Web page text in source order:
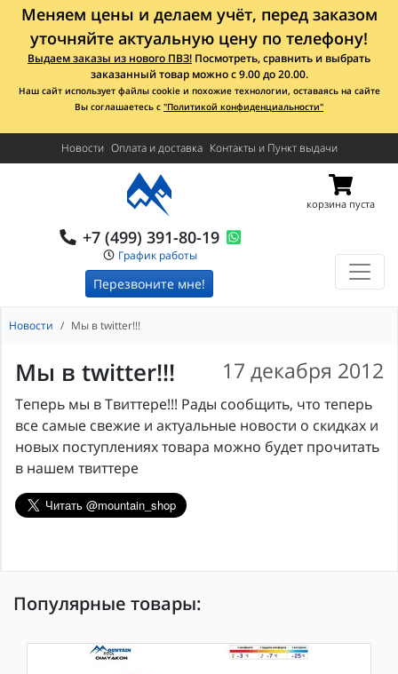
Меняем цены и делаем учёт, перед заказом
уточняйте актуальную цену по телефону!
Выдаем заказы из нового ПВЗ! Посмотреть, сравнить и выбрать
заказанный товар можно с 9.00 до 20.00.
Наш сайт использует файлы cookie и похожие технологии, оставаясь на сайте
Вы соглашаетесь с "Политикой конфиденциальности"
Новости Оплата и доставка Контакты и Пункт выдачи
+7 (499) 391-80-19
График работы
Перезвоните мне!
корзина пуста
Новости Мы в twitter!!!
Мы в twitter!!! 17 декабря 2012
Теперь мы в Твиттере!!! Рады сообщить, что теперь
все самые свежие и актуальные новости о скидках и
новых поступлениях товара можно будет прочитать
в нашем твиттере
Популярные товары: